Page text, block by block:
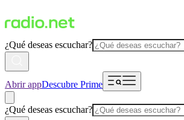
¿Qué deseas escuchar?
Abrir appDescubre Prime
¿Qué deseas escuchar?